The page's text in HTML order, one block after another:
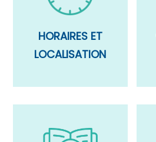
HORAIRES ET
LOCALISATION